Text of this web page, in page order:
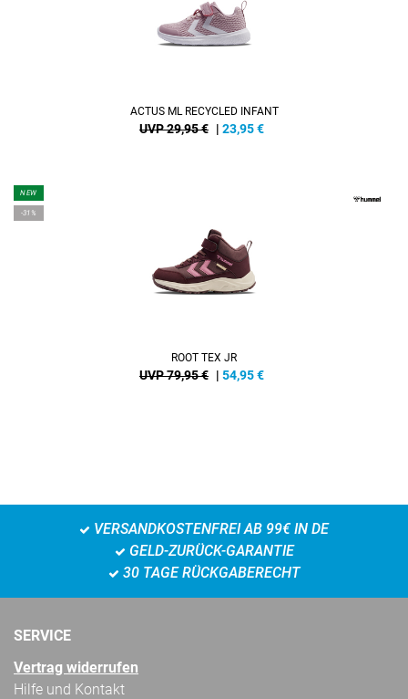
ACTUS ML RECYCLED INFANT
UVP 29,95 € | 23,95€
NEW
-31%
ROOT TEX JR
UVP 79,95 € | 54,95€
VERSANDKOSTENFREI AB 99€ IN DE
GELD-ZURÜCK-GARANTIE
30 TAGE RÜCKGABERECHT
SERVICE
Vertrag widerrufen
Hilfe und Kontakt